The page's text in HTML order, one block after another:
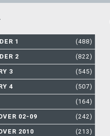
1 (488)
2 (822)
3 (545)
4 (507)
(164)
02-09 (242)
2010 (213)